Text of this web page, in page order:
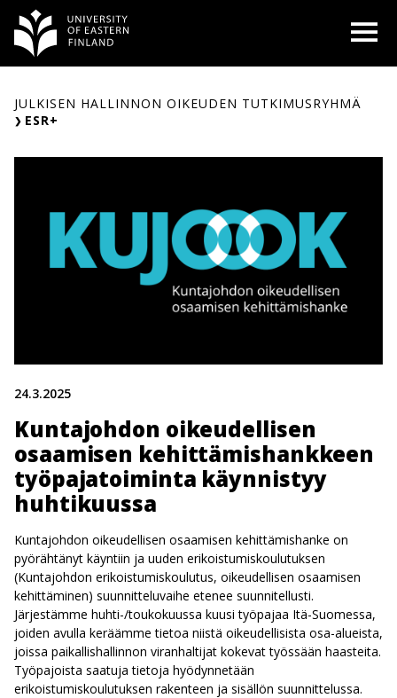
Siirry
sisältöön
JULKISEN HALLINNON OIKEUDEN TUTKIMUSRYHMÄ
ESR+
24.3.2025
Kuntajohdon oikeudellisen
osaamisen kehittämishankkeen
työpajatoiminta käynnistyy
huhtikuussa
Kuntajohdon oikeudellisen osaamisen kehittämishanke on
pyörähtänyt käyntiin ja uuden erikoistumiskoulutuksen
(Kuntajohdon erikoistumiskoulutus, oikeudellisen osaamisen
kehittäminen) suunnitteluvaihe etenee suunnitellusti.
Järjestämme huhti-/toukokuussa kuusi työpajaa Itä-Suomessa,
joiden avulla keräämme tietoa niistä oikeudellisista osa-alueista,
joissa paikallishallinnon viranhaltijat kokevat työssään haasteita.
Työpajoista saatuja tietoja hyödynnetään
erikoistumiskoulutuksen rakenteen ja sisällön suunnittelussa.